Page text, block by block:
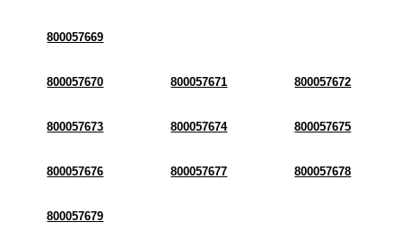
800057669
800057670 800057671 800057672
800057673 800057674 800057675
800057676 800057677 800057678
800057679